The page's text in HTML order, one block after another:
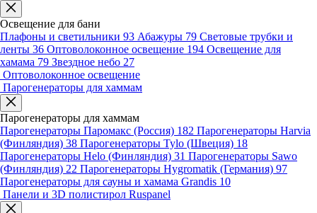
Освещение для бани
Плафоны и светильники 93 Абажуры 79 Световые трубки и
ленты 36 Оптоволоконное освещение 194 Освещение для
хамама 79 Звездное небо 27
Оптоволоконное освещение
Парогенераторы для хаммам
Парогенераторы для хаммам
Парогенераторы Паромакс (Россия) 182 Парогенераторы Harvia
(Финляндия) 38 Парогенераторы Tylo (Швеция) 18
Парогенераторы Helo (Финляндия) 31 Парогенераторы Sawo
(Финляндия) 22 Парогенераторы Hygromatik (Германия) 97
Парогенераторы для сауны и хамама Grandis 10
Панели и 3D полистирол Ruspanel